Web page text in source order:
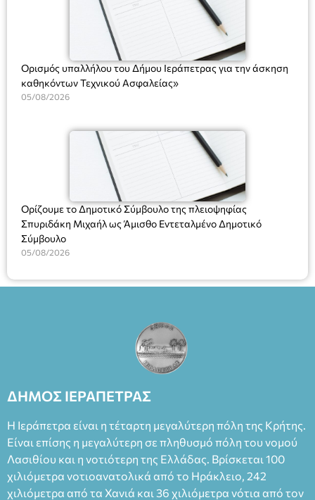
Ορισμός υπαλλήλου του Δήμου Ιεράπετρας για την άσκηση
καθηκόντων Τεχνικού Ασφαλείας»
05/08/2026
Ορίζουμε το Δημοτικό Σύμβουλο της πλειοψηφίας
Σπυριδάκη Μιχαήλ ως Άμισθο Εντεταλμένο Δημοτικό
Σύμβουλο
05/08/2026
ΔΗΜΟΣ ΙΕΡΑΠΕΤΡΑΣ
Η Ιεράπετρα είναι η τέταρτη μεγαλύτερη πόλη της Κρήτης.
Είναι επίσης η μεγαλύτερη σε πληθυσμό πόλη του νομού
Λασιθίου και η νοτιότερη της Ελλάδας. Βρίσκεται 100
χιλιόμετρα νοτιοανατολικά από το Ηράκλειο, 242
χιλιόμετρα από τα Χανιά και 36 χιλιόμετρα νότια από τον